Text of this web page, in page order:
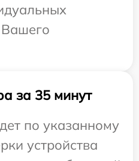
за 35 минут
по указанному
устройства